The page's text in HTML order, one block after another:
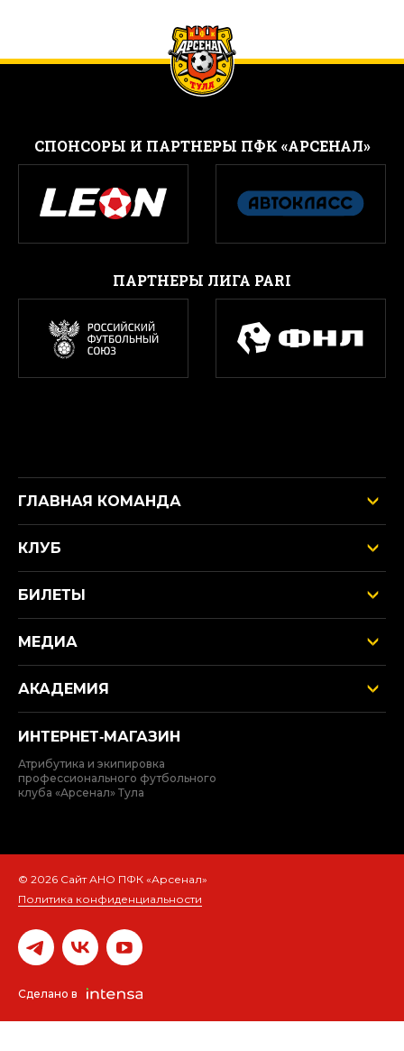
CПОНСОРЫ И ПАРТНЕРЫ ПФК «АРСЕНАЛ»
ПАРТНЕРЫ ЛИГА PARI
ГЛАВНАЯ КОМАНДА
КЛУБ
БИЛЕТЫ
МЕДИА
АКАДЕМИЯ
ИНТЕРНЕТ‑МАГАЗИН
Атрибутика и экипировка
профессионального футбольного
клуба «Арсенал» Тула
© 2026 Сайт АНО ПФК «Арсенал»
Политика конфиденциальности
Сделано в